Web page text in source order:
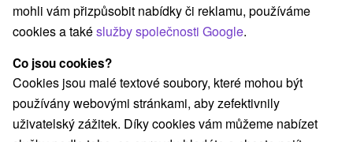
Všechny kategorie
Pobyty v akci(148)
Wellness pobyty(217) Víkendové pobyty
Romantické pobyty
Rodinné pobyty(149)
Vyberte lokalitu nebo termín
mohli vám přizpůsobit nabídky či reklamu, používáme
cookies a takéslužby společnosti Google.
Co jsou cookies?
Cookies jsou malé textové soubory, které mohou být
používány webovými stránkami, aby zefektivnily
uživatelský zážitek. Díky cookies vám můžeme nabízet